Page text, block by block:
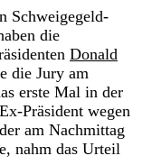
Schweigegeld-
die
Donald
die Jury am
erste Mal in der
Präsident wegen
am Nachmittag
nahm das Urteil